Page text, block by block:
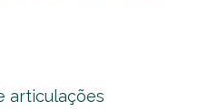
articulações